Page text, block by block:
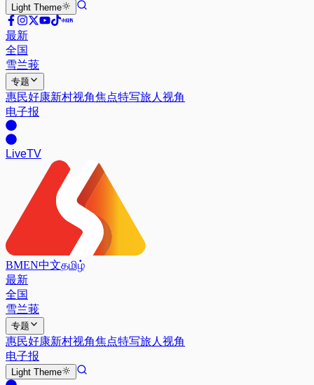
Light Theme
最新
全国
雪兰莪
专题
惠民好康新村视角焦点特写旅人视角
电子报
LiveTV
BMEN中文தமிழ்
最新
全国
雪兰莪
专题
惠民好康新村视角焦点特写旅人视角
电子报
Light Theme